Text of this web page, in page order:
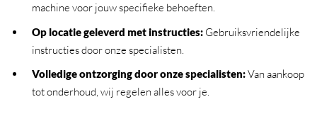
machine voor jouw specifieke behoeften.
Op locatie geleverd met instructies:Gebruiksvriendelijke
instructies door onze specialisten.
Volledige ontzorging door onze specialisten:Van aankoop
tot onderhoud, wij regelen alles voor je.